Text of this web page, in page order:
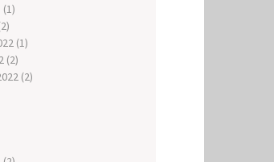
(1)
(1)
(2)
(2)